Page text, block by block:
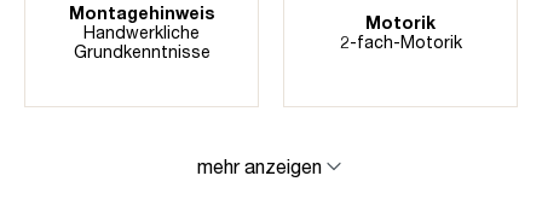
Montagehinweis
Handwerkliche
Grundkenntnisse
Motorik
2-fach-Motorik
mehr anzeigen